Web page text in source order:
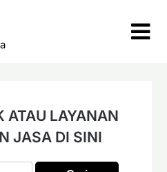
ATAU LAYANAN
JASA DI SINI